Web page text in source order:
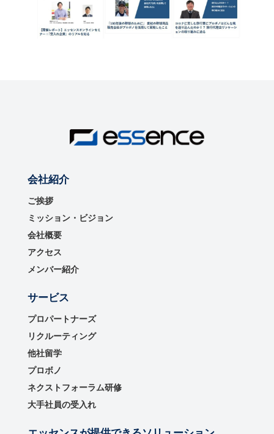
会社紹介
ご挨拶
ミッション・ビジョン
会社概要
アクセス
メンバー紹介
サービス
プロパートナーズ
リクルーティング
他社留学
プロボノ
ネクストフォーラム研修
大手社員の受入れ